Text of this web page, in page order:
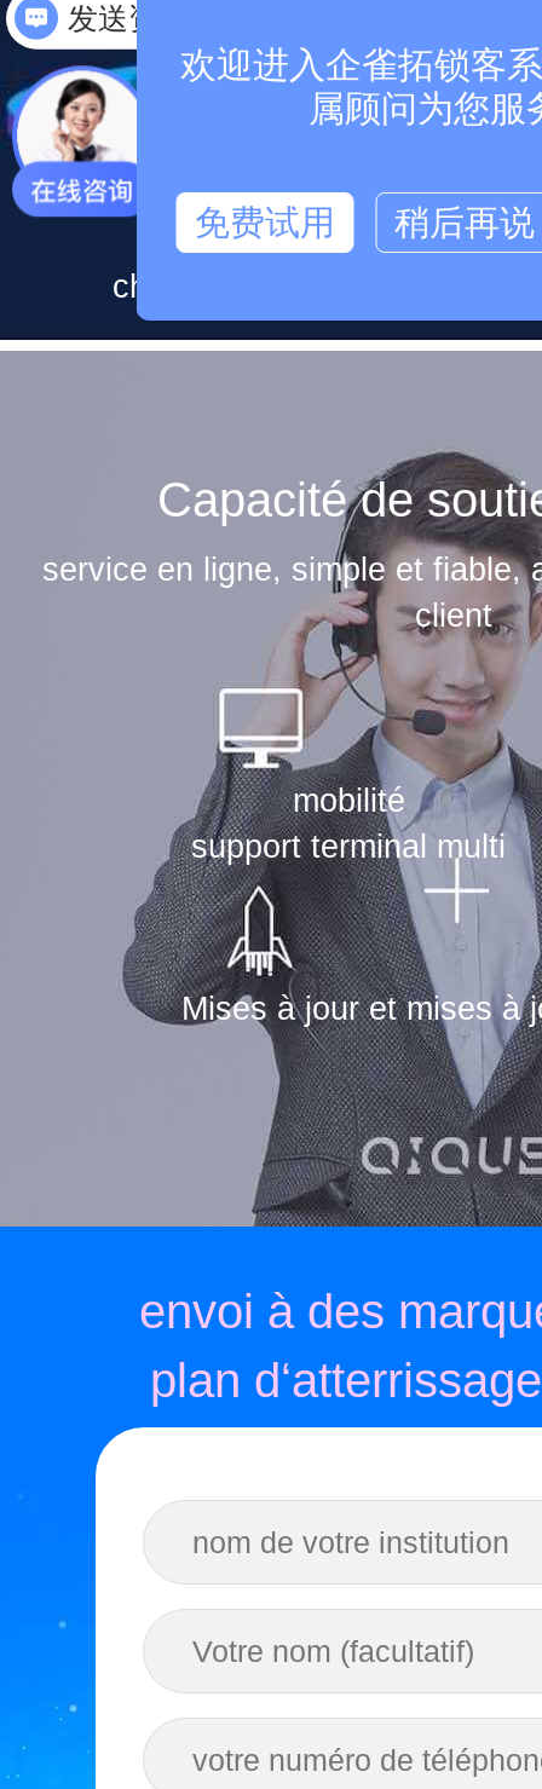
données bancaires
chiffrement de la
Capacité de
service en ligne, simple et fiable,
client
mobilité
support terminal multi
Mises à jour et mises à
plan
怎么收费
欢迎进入企雀拓锁客
属顾问为您服
免费试用 稍后再说